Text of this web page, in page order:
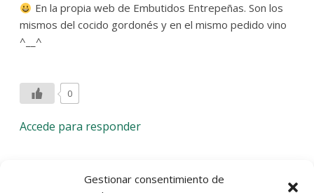
Gestionar consentimiento de
En la propia web de Embutidos Entrepeñas. Son los
mismos del cocido gordonés y en el mismo pedido vino
^__^
0
Accede para responder
Deja una respuesta